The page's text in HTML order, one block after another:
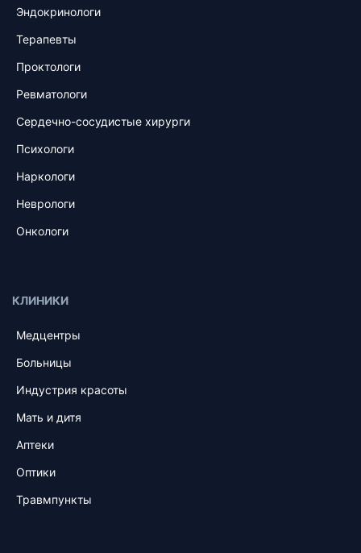
Эндокринологи
Терапевты
Проктологи
Ревматологи
Сердечно-сосудистые хирурги
Психологи
Наркологи
Неврологи
Онкологи
КЛИНИКИ
Медцентры
Больницы
Индустрия красоты
Мать и дитя
Аптеки
Оптики
Травмпункты